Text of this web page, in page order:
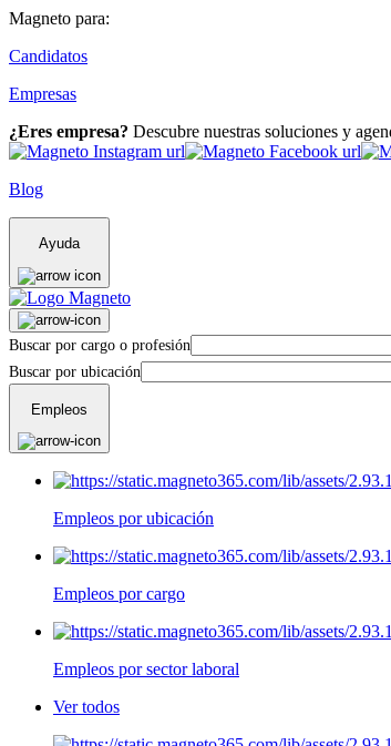
Magneto para:
Candidatos
Empresas
¿Eres empresa? Descubre nuestras soluciones y
Blog
Ayuda
Buscar por cargo o profesión
Buscar por ubicación
Empleos
Empleos por ubicación
Empleos por cargo
Empleos por sector laboral
Ver todos